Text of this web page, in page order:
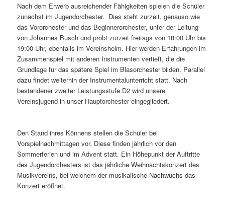
Nach dem Erwerb ausreichender Fähigkeiten spielen die Schüler
zunächst im Jugendorchester. Dies steht zurzeit, genauso wie
das Vororchester und das Beginnerorchester, unter der Leitung
von Johannes Busch und probt zurzeit freitags von 18:00 Uhr bis
19:00 Uhr, ebenfalls im Vereinsheim. Hier werden Erfahrungen im
Zusammenspiel mit anderen Instrumenten vertieft, die die
Grundlage für das spätere Spiel im Blasorchester bilden. Parallel
dazu findet weiterhin der Instrumentalunterricht statt. Nach
bestandener zweiter Leistungsstufe D2 wird unsere
Vereinsjugend in unser Hauptorchester eingegliedert.
Den Stand ihres Könnens stellen die Schüler bei
Vorspielnachmittagen vor. Diese finden jährlich vor den
Sommerferien und im Advent statt. Ein Höhepunkt der Auftritte
des Jugendorchesters ist das jährliche Weihnachtskonzert des
Musikvereins, bei welchem der musikalische Nachwuchs das
Konzert eröffnet.